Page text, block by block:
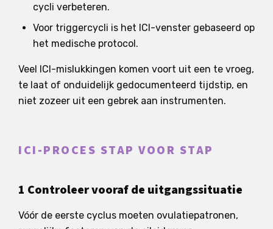
cycli verbeteren.
Voor triggercycli is het ICI-venster gebaseerd op
het medische protocol.
Veel ICI-mislukkingen komen voort uit een te vroeg,
te laat of onduidelijk gedocumenteerd tijdstip, en
niet zozeer uit een gebrek aan instrumenten.
ICI-PROCES STAP VOOR STAP
1 Controleer vooraf de uitgangssituatie
Vóór de eerste cyclus moeten ovulatiepatronen,